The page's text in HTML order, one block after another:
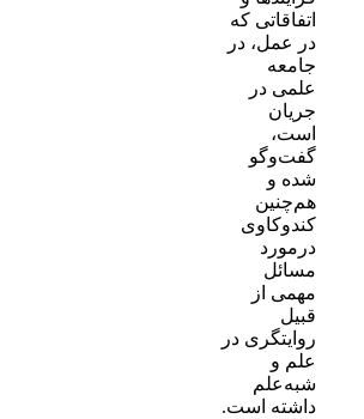
اتفاقاتی که
در عمل، در
جامعه
علمی در
جریان
است،
گفت‌و‌گو
شده و
هم‌چنین
کندوکاوی
درمورد
مسائل
مهمی از
قبیل
روایتگری در
علم و
شبه‌علم
داشته است.